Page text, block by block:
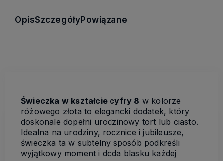
OpisSzczegółyPowiązane
Świeczka w kształcie cyfry 8 w kolorze
różowego złota to elegancki dodatek, który
doskonale dopełni urodzinowy tort lub ciasto.
Idealna na urodziny, rocznice i jubileusze,
świeczka ta w subtelny sposób podkreśli
wyjątkowy moment i doda blasku każdej